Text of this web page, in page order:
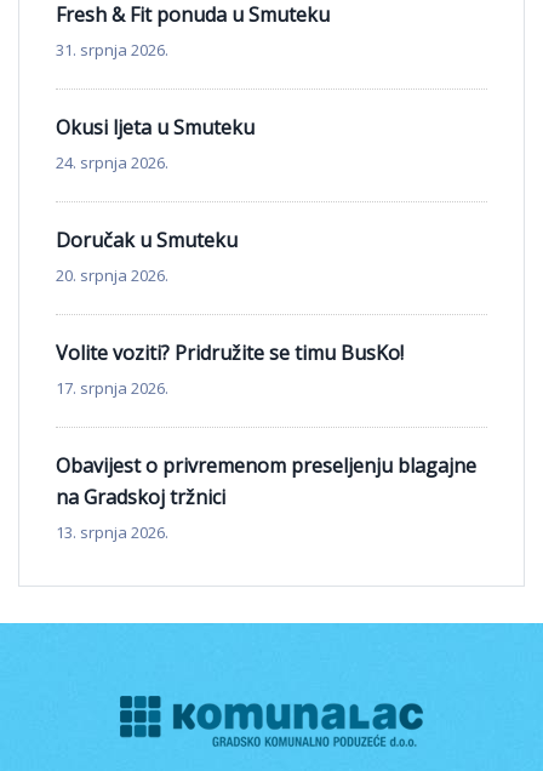
Fresh & Fit ponuda u Smuteku
31. srpnja 2026.
Okusi ljeta u Smuteku
24. srpnja 2026.
Doručak u Smuteku
20. srpnja 2026.
Volite voziti? Pridružite se timu BusKo!
17. srpnja 2026.
Obavijest o privremenom preseljenju blagajne
na Gradskoj tržnici
13. srpnja 2026.